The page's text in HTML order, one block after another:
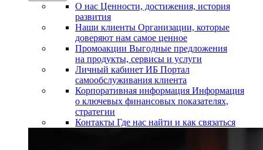
О нас Ценности, достижения, история
развития
Наши клиенты Организации, которые
доверяют нам самое ценное
Промоакции Выгодные предложения
на продукты, сервисы и услуги
Личный кабинет ИБ Портал
самообслуживания клиента
Корпоративная информация Информация
о ключевых финансовых показателях,
стратегии
Контакты Где нас найти и как связаться